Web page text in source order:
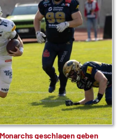
geschlagen geben